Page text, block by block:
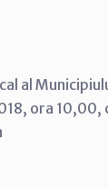
al
ora 10,00,